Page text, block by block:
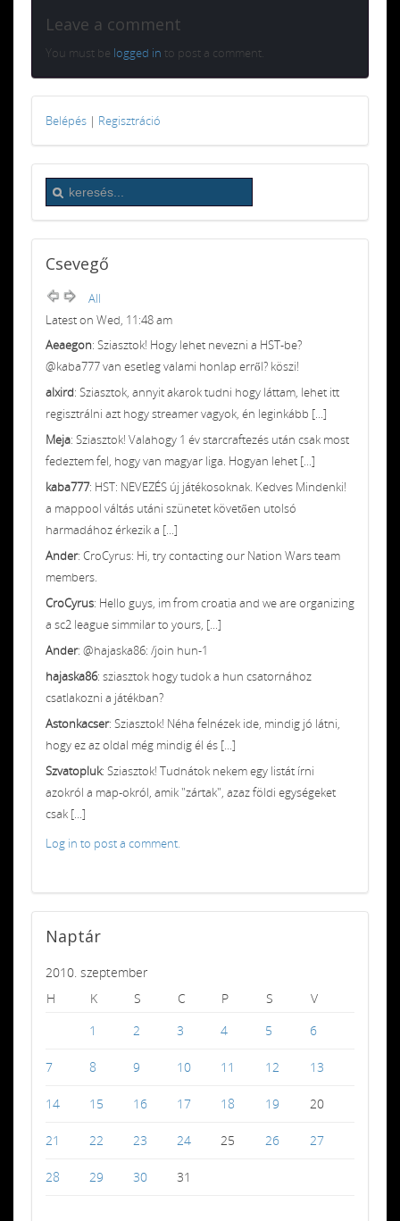
Leave a comment
You must be logged in to post a comment.
Belépés | Regisztráció
Csevegő
All
Latest on Wed, 11:48 am
Aeaegon: Sziasztok! Hogy lehet nevezni a HST-be?
@kaba777 van esetleg valami honlap erről? köszi!
alxird: Sziasztok, annyit akarok tudni hogy láttam, lehet itt
regisztrálni azt hogy streamer vagyok, én leginkább [...]
Meja: Sziasztok! Valahogy 1 év starcraftezés után csak most
fedeztem fel, hogy van magyar liga. Hogyan lehet [...]
kaba777: HST: NEVEZÉS új játékosoknak. Kedves Mindenki!
a mappool váltás utáni szünetet követően utolsó
harmadához érkezik a [...]
Ander: CroCyrus: Hi, try contacting our Nation Wars team
members.
CroCyrus: Hello guys, im from croatia and we are organizing
a sc2 league simmilar to yours, [...]
Ander: @hajaska86: /join hun-1
hajaska86: sziasztok hogy tudok a hun csatornához
csatlakozni a játékban?
Astonkacser: Sziasztok! Néha felnézek ide, mindig jó látni,
hogy ez az oldal még mindig él és [...]
Szvatopluk: Sziasztok! Tudnátok nekem egy listát írni
azokról a map-okról, amik "zártak", azaz földi egységeket
csak [...]
Log in to post a comment.
Naptár
2010. szeptember
H
K S C P S
V
1
2 3 4 5 6
7 8 9 10 11 12 13
14 15 16 17 18 19 20
21 22 23 24 25 26 27
28 29 30 31